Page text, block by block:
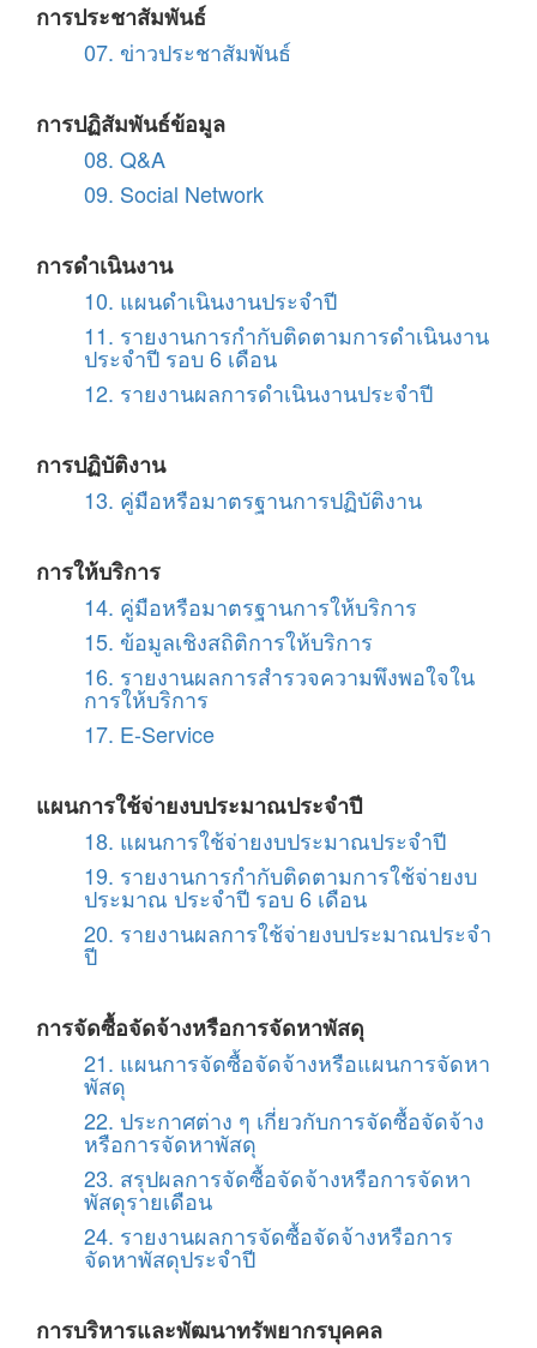
การประชาสัมพันธ์
07. ข่าวประชาสัมพันธ์
การปฏิสัมพันธ์ข้อมูล
08. Q&A
09. Social Network
การดำเนินงาน
10. แผนดำเนินงานประจำปี
11. รายงานการกำกับติดตามการดำเนินงาน
ประจำปี รอบ 6 เดือน
12. รายงานผลการดำเนินงานประจำปี
การปฏิบัติงาน
13. คู่มือหรือมาตรฐานการปฏิบัติงาน
การให้บริการ
14. คู่มือหรือมาตรฐานการให้บริการ
15. ข้อมูลเชิงสถิติการให้บริการ
16. รายงานผลการสำรวจความพึงพอใจใน
การให้บริการ
17. E-Service
แผนการใช้จ่ายงบประมาณประจำปี
18. แผนการใช้จ่ายงบประมาณประจำปี
19. รายงานการกำกับติดตามการใช้จ่ายงบ
ประมาณ ประจำปี รอบ 6 เดือน
20. รายงานผลการใช้จ่ายงบประมาณประจำ
ปี
การจัดซื้อจัดจ้างหรือการจัดหาพัสดุ
21. แผนการจัดซื้อจัดจ้างหรือแผนการจัดหา
พัสดุ
22. ประกาศต่าง ๆ เกี่ยวกับการจัดซื้อจัดจ้าง
หรือการจัดหาพัสดุ
23. สรุปผลการจัดซื้อจัดจ้างหรือการจัดหา
พัสดุรายเดือน
24. รายงานผลการจัดซื้อจัดจ้างหรือการ
จัดหาพัสดุประจำปี
การบริหารและพัฒนาทรัพยากรบุคคล